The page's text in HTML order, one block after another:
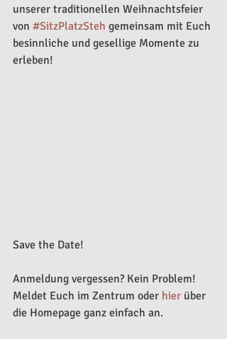
unserer traditionellen Weihnachtsfeier
von #SitzPlatzSteh gemeinsam mit Euch
besinnliche und gesellige Momente zu
erleben!
Save the Date!
Anmeldung vergessen? Kein Problem!
Meldet Euch im Zentrum oder hier über
die Homepage ganz einfach an.